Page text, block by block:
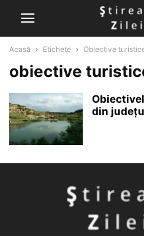
Acasă Etichete Obiective
obiective
din